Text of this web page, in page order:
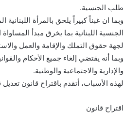
طلب الجنسية.
وبما ان غبناً كبيراً يلحق بالمرأة
الجنسية اللبنانية بما يخرق مبدأ
لجهة حقوق التملك والإقامة والعمل
وبما أنه يقتضي إلغاء جميع الأحكام
والإدارية والاجتماعية والوطنية.
لهذه الأسباب، أتقدم باقتراح قانون تعديل
اقتراح قانون